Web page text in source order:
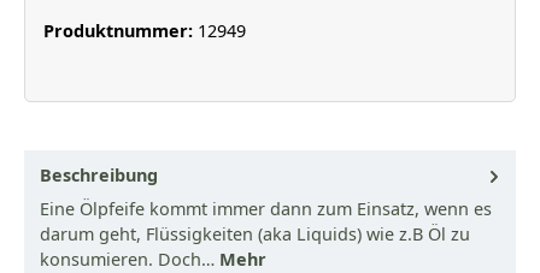
Produktnummer: 12949
Beschreibung
Eine Ölpfeife kommt immer dann zum Einsatz, wenn es
darum geht, Flüssigkeiten (aka Liquids) wie z.B Öl zu
konsumieren. Doch… Mehr